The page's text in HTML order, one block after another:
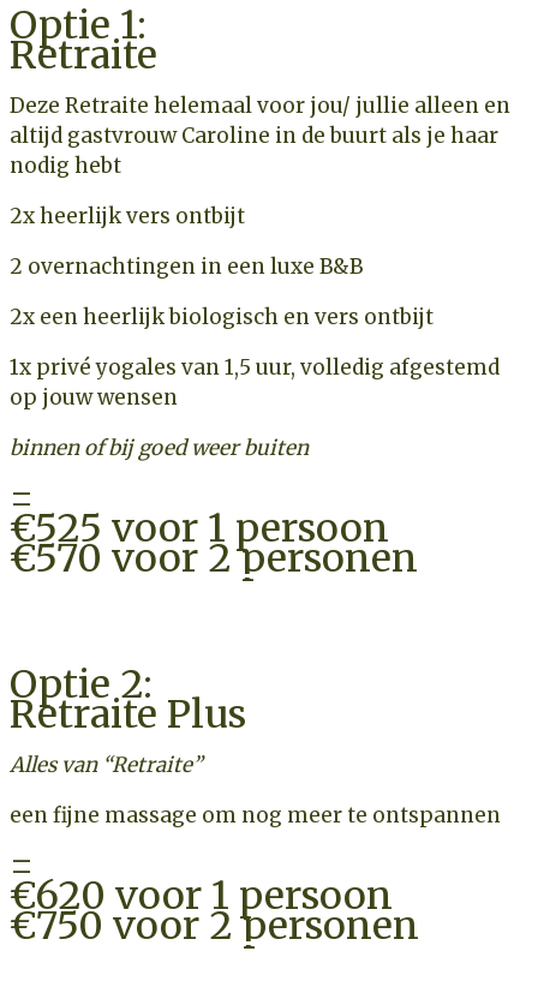
Optie 1:
Retraite
Deze Retraite helemaal voor jou/ jullie alleen en
altijd gastvrouw Caroline in de buurt als je haar
nodig hebt
2x heerlijk vers ontbijt
2 overnachtingen in een luxe B&B
2x een heerlijk biologisch en vers ontbijt
1x privé yogales van 1,5 uur, volledig afgestemd
op jouw wensen
binnen of bij goed weer buiten
=
€525 voor 1 persoon
€570 voor 2 personen
Optie 2:
Retraite Plus
Alles van “Retraite”
een fijne massage om nog meer te ontspannen
=
€620 voor 1 persoon
€750 voor 2 personen